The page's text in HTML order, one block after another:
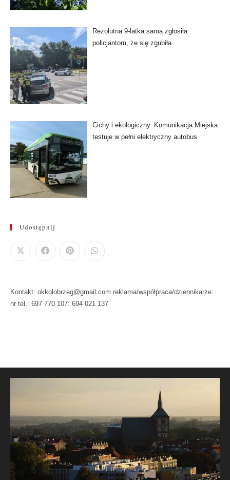
Rezolutna 9-latka sama zgłosiła
policjantom, że się zgubiła
Cichy i ekologiczny. Komunikacja Miejska
testuje w pełni elektryczny autobus
Udostępnij
Kontakt: okkolobrzeg@gmail.com reklama/współpraca/dziennikarze:
nr tel.: 697 770 107: 694 021 137